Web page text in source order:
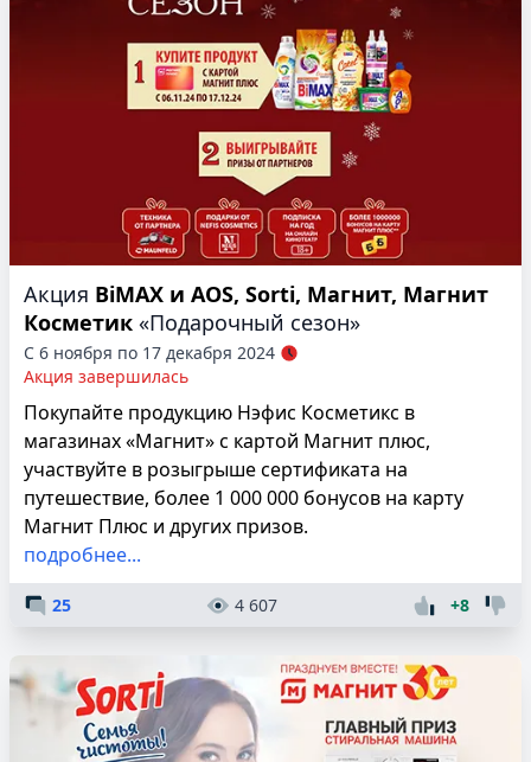
Акция BiMAX и AOS, Sorti, Магнит, Магнит
Косметик «Подарочный сезон»
С 6 ноября по 17 декабря 2024
Акция завершилась
Покупайте продукцию Нэфис Косметикс в
магазинах «Магнит» с картой Магнит плюс,
участвуйте в розыгрыше сертификата на
путешествие, более 1 000 000 бонусов на карту
Магнит Плюс и других призов.
подробнее...
25 4 607 +8